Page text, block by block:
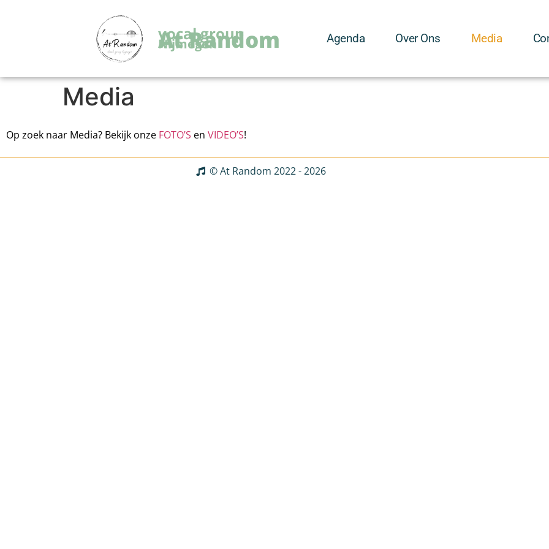
vocal group
At Random
Nijmegen Agenda Over Ons Media
Media
Op zoek naar Media? Bekijk onze FOTO’S en VIDEO’S!
© At Random 2022 - 2026